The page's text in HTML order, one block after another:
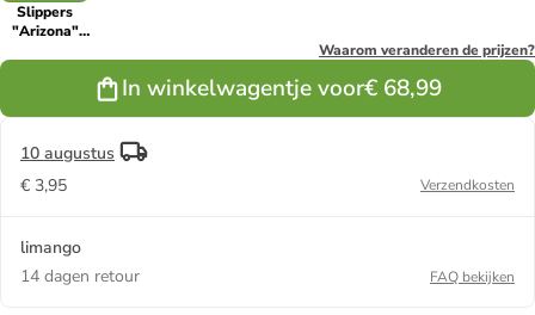
Slippers
"Arizona"
Waarom veranderen de prijzen?
In winkelwagentje voor€ 68,99
10 augustus
€ 3,95
Verzendkosten
limango
14 dagen retour
FAQ bekijken